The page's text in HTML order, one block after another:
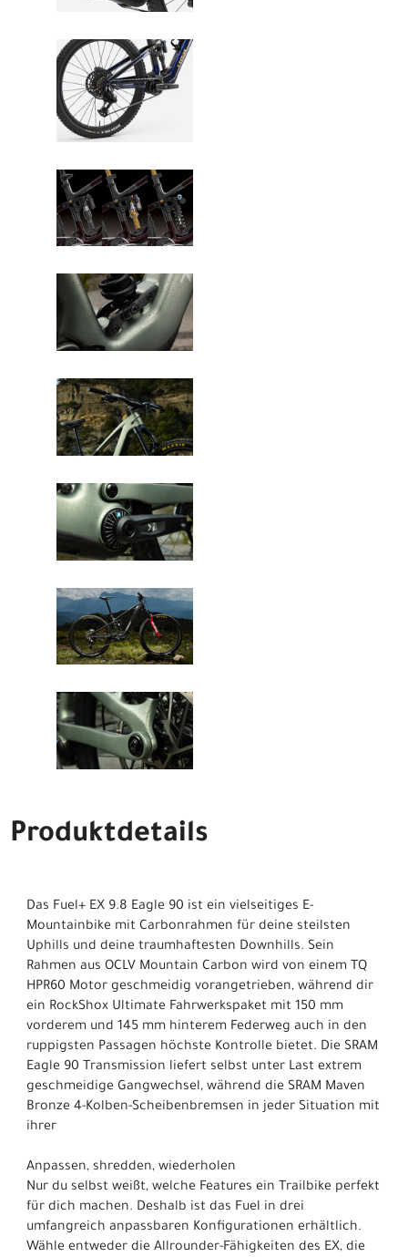
Produktdetails
Das Fuel+ EX 9.8 Eagle 90 ist ein vielseitiges E-
Mountainbike mit Carbonrahmen für deine steilsten
Uphills und deine traumhaftesten Downhills. Sein
Rahmen aus OCLV Mountain Carbon wird von einem TQ
HPR60 Motor geschmeidig vorangetrieben, während dir
ein RockShox Ultimate Fahrwerkspaket mit 150 mm
vorderem und 145 mm hinterem Federweg auch in den
ruppigsten Passagen höchste Kontrolle bietet. Die SRAM
Eagle 90 Transmission liefert selbst unter Last extrem
geschmeidige Gangwechsel, während die SRAM Maven
Bronze 4-Kolben-Scheibenbremsen in jeder Situation mit
ihrer
Anpassen, shredden, wiederholen
Nur du selbst weißt, welche Features ein Trailbike perfekt
für dich machen. Deshalb ist das Fuel in drei
umfangreich anpassbaren Konfigurationen erhältlich.
Wähle entweder die Allrounder-Fähigkeiten des EX, die